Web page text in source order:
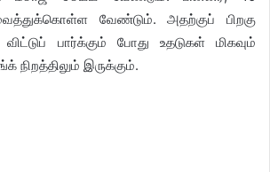
வேண்டும். அதற்குப் பிறகு
பார்க்கும் போது உதடுகள் மிகவும்
நிறத்திலும் இருக்கும்.